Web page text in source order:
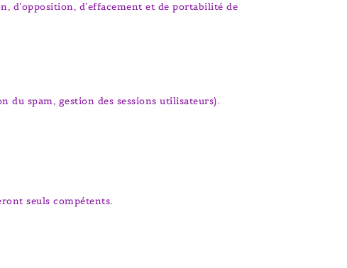
d’opposition, d’effacement et de portabilité de
du spam, gestion des sessions utilisateurs).
seuls compétents.